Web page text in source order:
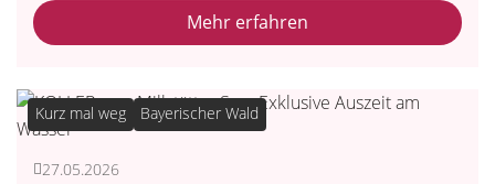
Mehr erfahren
Kurz mal weg Bayerischer Wald
27.05.2026